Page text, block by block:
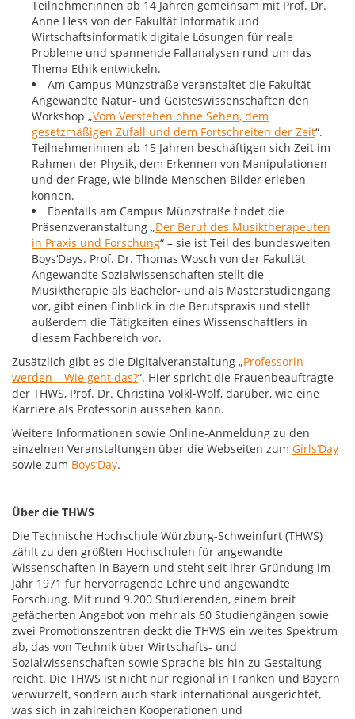
Teilnehmerinnen ab 14 Jahren gemeinsam mit Prof. Dr.
Anne Hess von der Fakultät Informatik und
Wirtschaftsinformatik digitale Lösungen für reale
Probleme und spannende Fallanalysen rund um das
Thema Ethik entwickeln.
Am Campus Münzstraße veranstaltet die Fakultät
Angewandte Natur- und Geisteswissenschaften den
Workshop „Vom Verstehen ohne Sehen, dem
gesetzmäßigen Zufall und dem Fortschreiten der Zeit“.
Teilnehmerinnen ab 15 Jahren beschäftigen sich Zeit im
Rahmen der Physik, dem Erkennen von Manipulationen
und der Frage, wie blinde Menschen Bilder erleben
können.
Ebenfalls am Campus Münzstraße findet die
Präsenzveranstaltung „Der Beruf des Musiktherapeuten
in Praxis und Forschung“ – sie ist Teil des bundesweiten
Boys‘Days. Prof. Dr. Thomas Wosch von der Fakultät
Angewandte Sozialwissenschaften stellt die
Musiktherapie als Bachelor- und als Masterstudiengang
vor, gibt einen Einblick in die Berufspraxis und stellt
außerdem die Tätigkeiten eines Wissenschaftlers in
diesem Fachbereich vor.
Zusätzlich gibt es die Digitalveranstaltung „Professorin
werden – Wie geht das?“. Hier spricht die Frauenbeauftragte
der THWS, Prof. Dr. Christina Völkl-Wolf, darüber, wie eine
Karriere als Professorin aussehen kann.
Weitere Informationen sowie Online-Anmeldung zu den
einzelnen Veranstaltungen über die Webseiten zum Girls‘Day
sowie zum Boys‘Day.
Über die THWS
Die Technische Hochschule Würzburg-Schweinfurt (THWS)
zählt zu den größten Hochschulen für angewandte
Wissenschaften in Bayern und steht seit ihrer Gründung im
Jahr 1971 für hervorragende Lehre und angewandte
Forschung. Mit rund 9.200 Studierenden, einem breit
gefächerten Angebot von mehr als 60 Studiengängen sowie
zwei Promotionszentren deckt die THWS ein weites Spektrum
ab, das von Technik über Wirtschafts- und
Sozialwissenschaften sowie Sprache bis hin zu Gestaltung
reicht. Die THWS ist nicht nur regional in Franken und Bayern
verwurzelt, sondern auch stark international ausgerichtet,
was sich in zahlreichen Kooperationen und